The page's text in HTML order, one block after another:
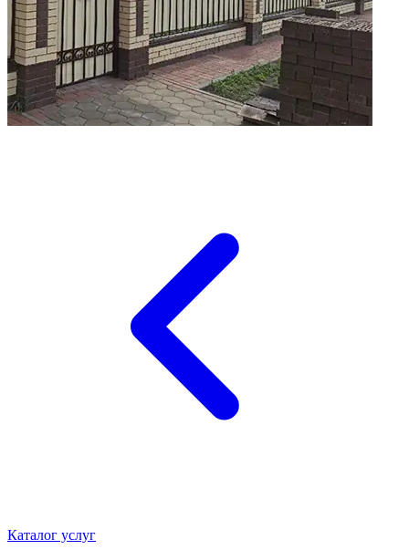
Каталог услуг